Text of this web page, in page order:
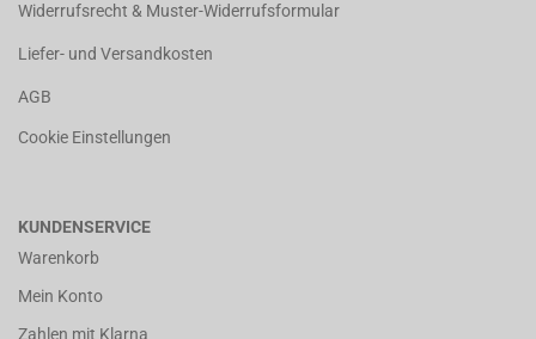
Widerrufsrecht & Muster-Widerrufsformular
Liefer- und Versandkosten
AGB
Cookie Einstellungen
KUNDENSERVICE
Warenkorb
Mein Konto
Zahlen mit Klarna